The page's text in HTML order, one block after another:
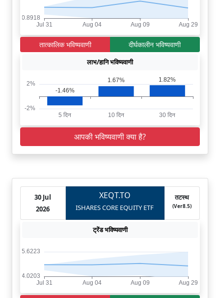
तात्कालिक भविष्यवाणी दीर्घकालीन भविष्यवाणी
लाभ/हानि भविष्यवाणी
आपकी भविष्यवाणी क्या है?
30 Jul
2026
XEQT.TO
ISHARES CORE EQUITY ETF
तटस्थ
(Ver8.5)
ट्रेंड भविष्यवाणी